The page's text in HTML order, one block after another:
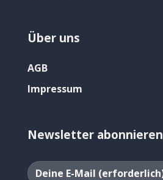
Über uns
AGB
Impressum
Newsletter abonnieren